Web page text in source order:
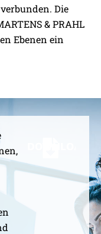
Die
& PRAHL
Ebenen ein